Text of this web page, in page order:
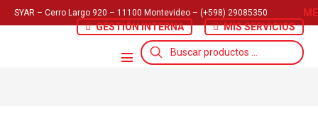
SYAR – Cerro Largo 920 – 11100 Montevideo – (+598) 29085350
GESTIÓN INTERNA
MIS SERVICIOS
Búsqueda
de
productos